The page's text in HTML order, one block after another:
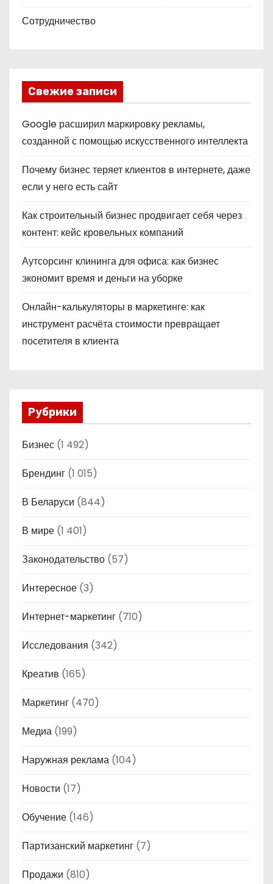
Сотрудничество
Свежие записи
Google расширил маркировку рекламы,
созданной с помощью искусственного интеллекта
Почему бизнес теряет клиентов в интернете, даже
если у него есть сайт
Как строительный бизнес продвигает себя через
контент: кейс кровельных компаний
Аутсорсинг клининга для офиса: как бизнес
экономит время и деньги на уборке
Онлайн-калькуляторы в маркетинге: как
инструмент расчёта стоимости превращает
посетителя в клиента
Рубрики
Бизнес (1 492)
Брендинг (1 015)
В Беларуси (844)
В мире (1 401)
Законодательство (57)
Интересное (3)
Интернет-маркетинг (710)
Исследования (342)
Креатив (165)
Маркетинг (470)
Медиа (199)
Наружная реклама (104)
Новости (17)
Обучение (146)
Партизанский маркетинг (7)
Продажи (810)